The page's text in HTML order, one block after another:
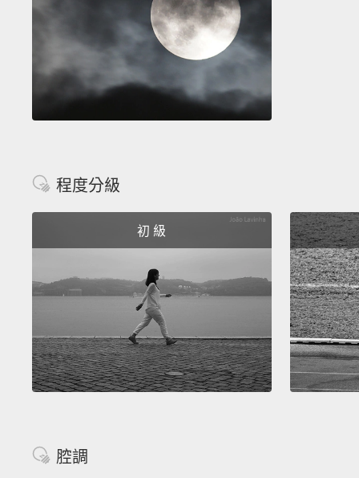
程度分級
初 級
腔調